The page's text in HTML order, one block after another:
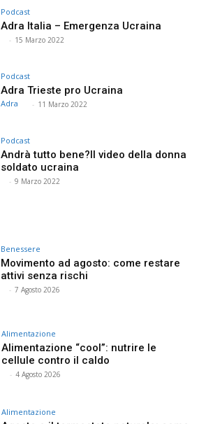
Podcast
Adra Italia – Emergenza Ucraina
- 15 Marzo 2022
Podcast
Adra Trieste pro Ucraina
Adra - 11 Marzo 2022
Podcast
Andrà tutto bene?Il video della donna
soldato ucraina
- 9 Marzo 2022
Benessere
Movimento ad agosto: come restare
attivi senza rischi
- 7 Agosto 2026
Alimentazione
Alimentazione “cool”: nutrire le
cellule contro il caldo
- 4 Agosto 2026
Alimentazione